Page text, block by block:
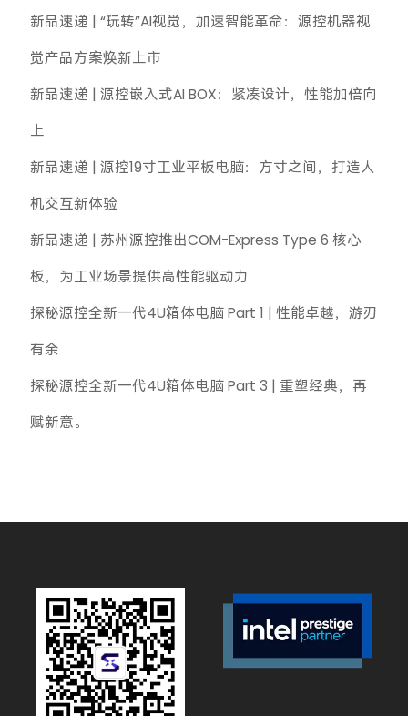
新品速递 | “玩转”AI视觉，加速智能革命：源控机器视
觉产品方案焕新上市
新品速递 | 源控嵌入式AI BOX：紧凑设计，性能加倍向
上
新品速递 | 源控19寸工业平板电脑：方寸之间，打造人
机交互新体验
新品速递 | 苏州源控推出COM-Express Type 6 核心
板，为工业场景提供高性能驱动力
探秘源控全新一代4U箱体电脑 Part 1 | 性能卓越，游刃
有余
探秘源控全新一代4U箱体电脑 Part 3 | 重塑经典，再
赋新意。